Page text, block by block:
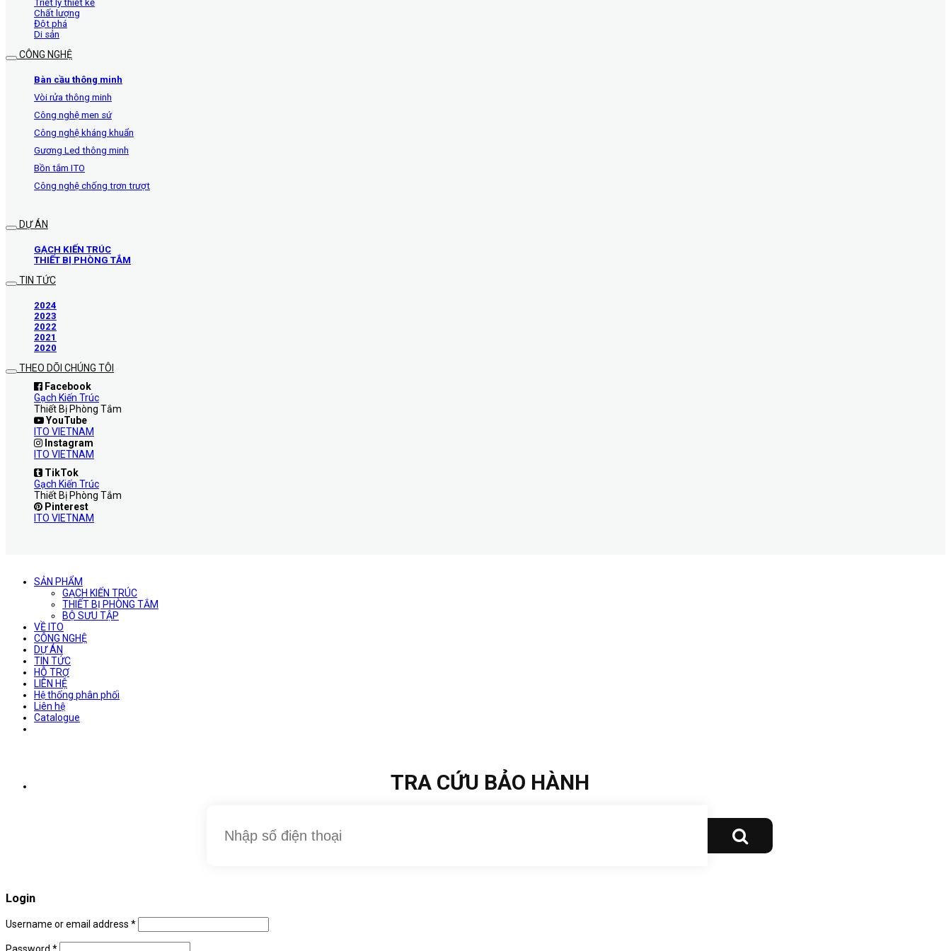
Triết lý thiết kế
Chất lượng
Đột phá
Di sản
CÔNG NGHỆ
Bàn cầu thông minh
Vòi rửa thông minh
Công nghệ men sứ
Công nghệ kháng khuẩn
Gương Led thông minh
Bồn tắm ITO
Công nghệ chống trơn trượt
DỰ ÁN
GẠCH KIẾN TRÚC
THIẾT BỊ PHÒNG TẮM
TIN TỨC
2024
2023
2022
2021
2020
THEO DÕI CHÚNG TÔI
Facebook
Gạch Kiến Trúc
Thiết Bị Phòng Tắm
YouTube
ITO VIETNAM
Instagram
ITO VIETNAM
TikTok
Gạch Kiến Trúc
Thiết Bị Phòng Tắm
Pinterest
ITO VIETNAM
SẢN PHẨM
GẠCH KIẾN TRÚC
THIẾT BỊ PHÒNG TẮM
BỘ SƯU TẬP
VỀ ITO
CÔNG NGHỆ
DỰ ÁN
TIN TỨC
HỖ TRỢ
LIÊN HỆ
Hệ thống phân phối
Liên hệ
Catalogue
TRA CỨU BẢO HÀNH
Login
Username or email address *